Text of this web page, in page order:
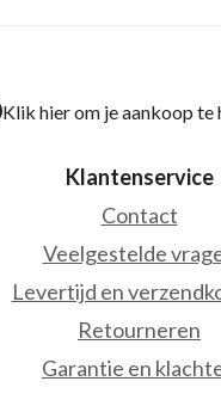
Klik hier om je aankoop te
Klantenservice
Contact
Veelgestelde
Levertijd en
Retourneren
Garantie en